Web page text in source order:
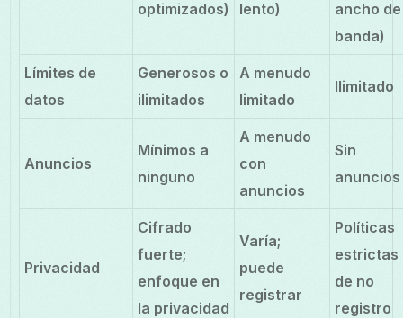
optimizados) lento)
ancho de
banda)
Límites de
datos
Generosos o
ilimitados
A menudo
limitado
Ilimitado
Anuncios
Mínimos a
ninguno
A menudo
con
anuncios
Sin
anuncios
Privacidad
Cifrado
fuerte;
enfoque en
la privacidad
Varía;
puede
registrar
Políticas
estrictas
de no
registro